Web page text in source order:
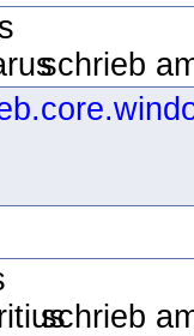
schrieb
schrieb